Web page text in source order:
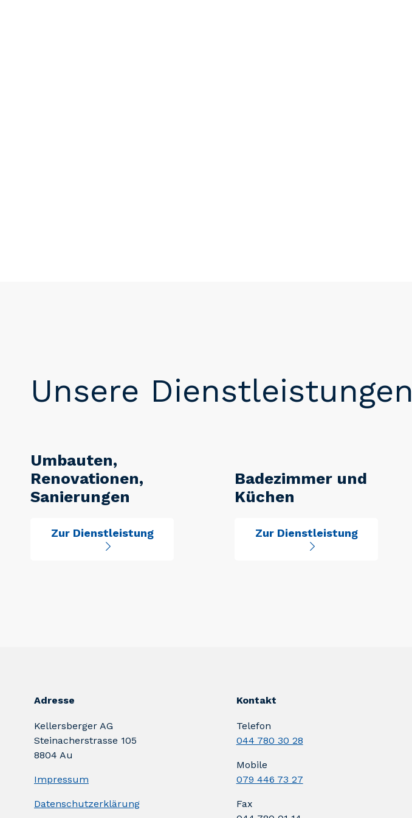
Unsere Dienstleistungen
Umbauten,
Renovationen,
Sanierungen
Zur Dienstleistung
Badezimmer und
Küchen
Zur Dienstleistung
Adresse
Kellersberger AG
Steinacherstrasse 105
8804 Au
Impressum
Datenschutzerklärung
Kontakt
Telefon
044 780 30 28
Mobile
079 446 73 27
Fax